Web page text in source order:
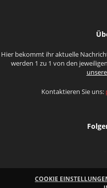
Hier bekommt ihr aktuelle
werden 1 zu 1 von den
Kontaktieren Sie uns:
COOKIE